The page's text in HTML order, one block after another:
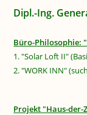
Dipl.-Ing.
Büro-Philosophie:
1. "Solar Loft II"
2. "WORK INN"
Projekt "Haus-der-